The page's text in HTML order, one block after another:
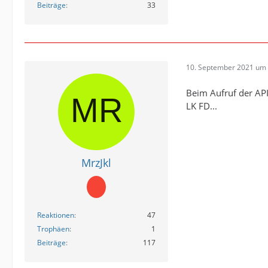
Beiträge 33
MrzJkl
Reaktionen
47
Trophäen
1
Beiträge
117
10. September 2021 um
Beim Aufruf der
LK FD...